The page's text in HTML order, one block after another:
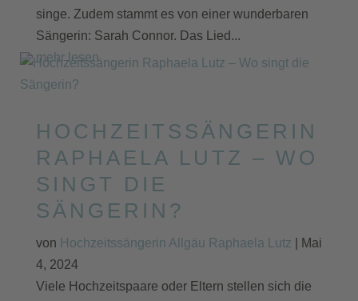
singe. Zudem stammt es von einer wunderbaren
Sängerin: Sarah Connor. Das Lied...
mehr lesen
HOCHZEITSSÄNGERIN
RAPHAELA LUTZ – WO
SINGT DIE
SÄNGERIN?
von Hochzeitssängerin Allgäu Raphaela Lutz
Mai
4, 2024
Viele Hochzeitspaare oder Eltern stellen sich die